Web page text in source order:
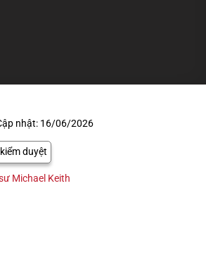
nhật: 16/06/2026
duyệt
Michael Keith